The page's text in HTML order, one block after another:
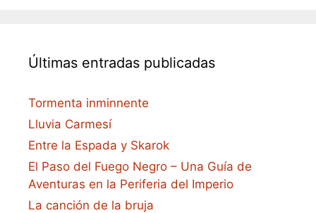
Últimas entradas publicadas
Tormenta inminnente
Lluvia Carmesí
Entre la Espada y Skarok
El Paso del Fuego Negro – Una Guía de
Aventuras en la Periferia del Imperio
La canción de la bruja